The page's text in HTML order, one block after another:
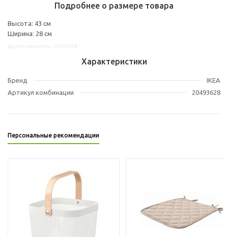
Подробнее о размере товара
Высота: 43 см
Ширина: 28 см
Характеристики
Бренд
IKEA
Артикул комбинации
20493628
Персональные рекомендации